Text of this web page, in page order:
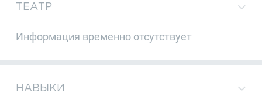
ТЕАТР
Информация временно отсутствует
НАВЫКИ